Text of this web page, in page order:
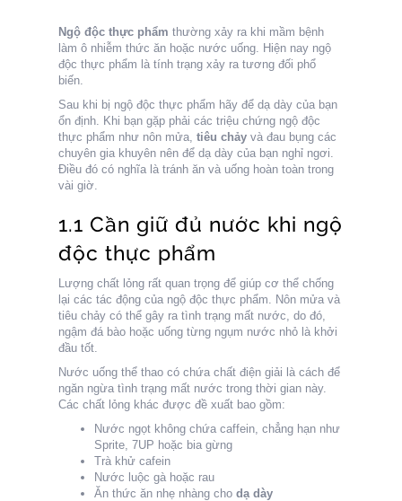
Ngộ độc thực phẩm thường xảy ra khi mầm bệnh
làm ô nhiễm thức ăn hoặc nước uống. Hiện nay ngộ
độc thực phẩm là tính trạng xảy ra tương đối phổ
biến.
Sau khi bị ngộ độc thực phẩm hãy để dạ dày của bạn
ổn định. Khi bạn gặp phải các triệu chứng ngộ độc
thực phẩm như nôn mửa, tiêu chảy và đau bụng các
chuyên gia khuyên nên để dạ dày của bạn nghỉ ngơi.
Điều đó có nghĩa là tránh ăn và uống hoàn toàn trong
vài giờ.
1.1 Cần giữ đủ nước khi ngộ
độc thực phẩm
Lượng chất lỏng rất quan trọng để giúp cơ thể chống
lại các tác động của ngộ độc thực phẩm. Nôn mửa và
tiêu chảy có thể gây ra tình trạng mất nước, do đó,
ngậm đá bào hoặc uống từng ngụm nước nhỏ là khởi
đầu tốt.
Nước uống thể thao có chứa chất điện giải là cách để
ngăn ngừa tình trạng mất nước trong thời gian này.
Các chất lỏng khác được đề xuất bao gồm:
Nước ngọt không chứa caffein, chẳng hạn như
Sprite, 7UP hoặc bia gừng
Trà khử cafein
Nước luộc gà hoặc rau
Ăn thức ăn nhẹ nhàng cho dạ dày